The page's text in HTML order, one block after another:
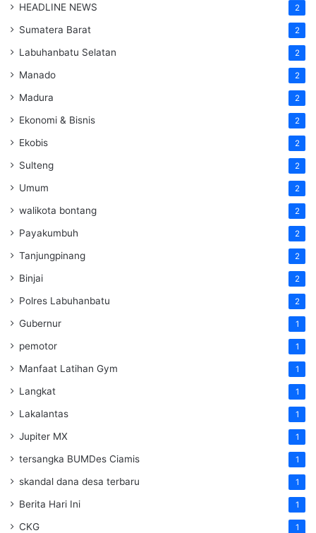
HEADLINE NEWS 2
Sumatera Barat 2
Labuhanbatu Selatan 2
Manado 2
Madura 2
Ekonomi & Bisnis 2
Ekobis 2
Sulteng 2
Umum 2
walikota bontang 2
Payakumbuh 2
Tanjungpinang 2
Binjai 2
Polres Labuhanbatu 2
Gubernur 1
pemotor 1
Manfaat Latihan Gym 1
Langkat 1
Lakalantas 1
Jupiter MX 1
tersangka BUMDes Ciamis 1
skandal dana desa terbaru 1
Berita Hari Ini 1
CKG 1